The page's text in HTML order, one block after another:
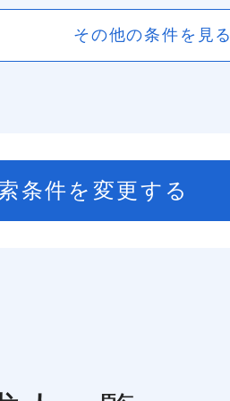
その他の条件を見る
条件を変更する